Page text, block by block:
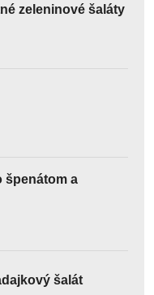
zeleninové šaláty
špenátom a
šalát